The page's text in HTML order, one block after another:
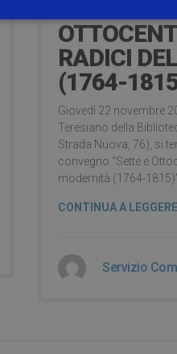
RADICI
(1764-
Giovedì 22 novembre
Teresiano della
Strada Nuova, 76), si
convegno “Sette e
modernità (1764-
CONTINUA A LEGGERE
Servizio